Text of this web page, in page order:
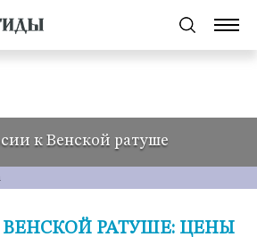
к Венской ратуше
ВЕНСКОЙ РАТУШЕ: ЦЕНЫ